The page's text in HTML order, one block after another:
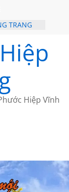
TRANG
LÃO
ĐOÀN
Hiệp Vĩnh